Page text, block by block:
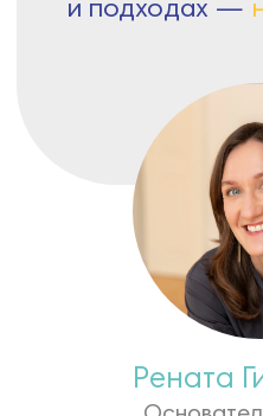
КАЛЕНДАРЬ
СОБЫТИЙ